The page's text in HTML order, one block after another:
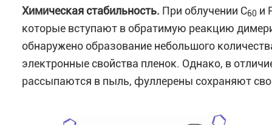
Химическая стабильность. При облучении С60 и
которые вступают в обратимую реакцию
обнаружено образование небольшого
электронные свойства пленок. Однако, в
рассыпаются в пыль, фуллерены сохраняют